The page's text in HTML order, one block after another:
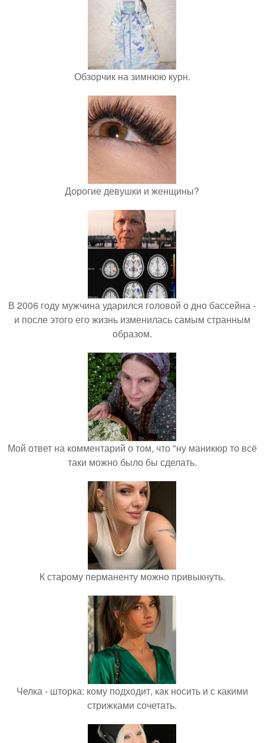
Обзорчик на зимнюю курн.
Дорогие девушки и женщины?
В 2006 году мужчина ударился головой о дно бассейна -
и после этого его жизнь изменилась самым странным
образом.
Мой ответ на комментарий о том, что "ну маникюр то всё
таки можно было бы сделать.
К старому перманенту можно привыкнуть.
Челка - шторка: кому подходит, как носить и с какими
стрижками сочетать.